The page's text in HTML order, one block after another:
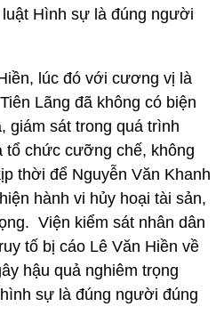
Hình sự là đúng người
lúc đó với cương vị là
Lãng đã không có biện
giám sát trong quá trình
tổ chức cưỡng chế, không
thời để Nguyễn Văn Khanh
hành vi hủy hoại tài sản,
Viện kiểm sát nhân dân
tố bị cáo Lê Văn Hiền về
hậu quả nghiêm trọng
sự là đúng người đúng